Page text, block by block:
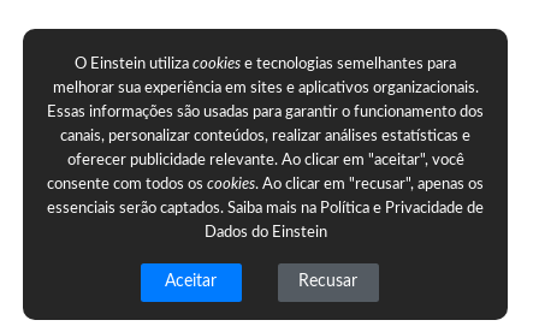
O Einstein utilizacookies e tecnologias semelhantes para
melhorar sua experiência em sites e aplicativos organizacionais.
Essas informações são usadas para garantir o funcionamento dos
canais, personalizar conteúdos, realizar análises estatísticas e
oferecer publicidade relevante. Ao clicar em "aceitar", você
consente com todos oscookies. Ao clicar em "recusar", apenas os
essenciais serão captados. Saiba mais na Política e Privacidade de
Dados do Einstein
Aceitar Recusar